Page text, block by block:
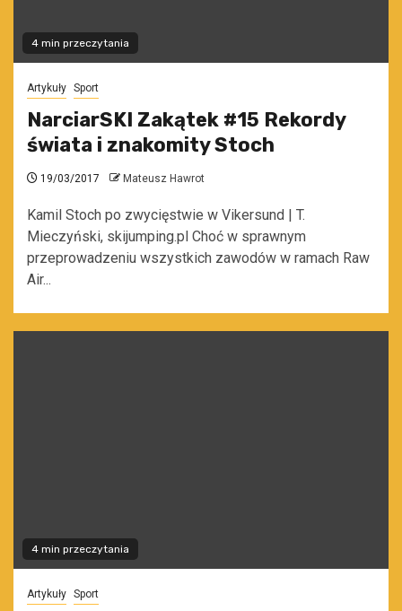
4 min przeczytania
Artykuły Sport
NarciarSKI Zakątek #15 Rekordy
świata i znakomity Stoch
19/03/2017 Mateusz Hawrot
Kamil Stoch po zwycięstwie w Vikersund | T.
Mieczyński, skijumping.pl Choć w sprawnym
przeprowadzeniu wszystkich zawodów w ramach Raw
Air...
4 min przeczytania
Artykuły Sport